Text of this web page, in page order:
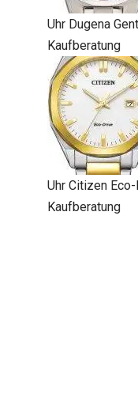
Uhr Dugena
Kaufberatung
Uhr Citizen
Kaufberatung